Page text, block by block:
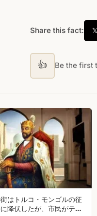
Share this fact: 𝕏
👍 Be the first
はトルコ・モンゴルの征
降伏したが、市民がティ